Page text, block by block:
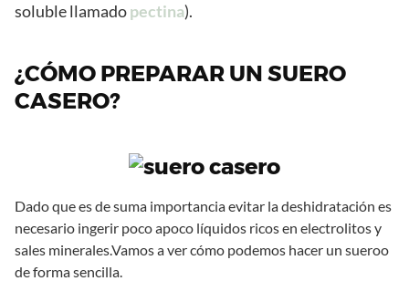
soluble llamadopectina).
¿CÓMO PREPARAR UN SUERO
CASERO?
Dado que es de suma importancia evitar la deshidratación es
necesario ingerir poco apoco líquidos ricos en electrolitos y
sales minerales.Vamos a ver cómo podemos hacer un sueroo
de forma sencilla.